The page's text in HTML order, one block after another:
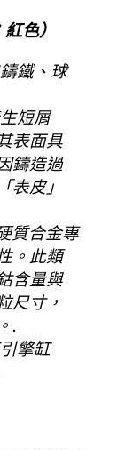
色）
鐵、球
短屑
表面具
鑄造過
表皮」
質合金專
。此類
含量與
尺寸，
.
擎缸